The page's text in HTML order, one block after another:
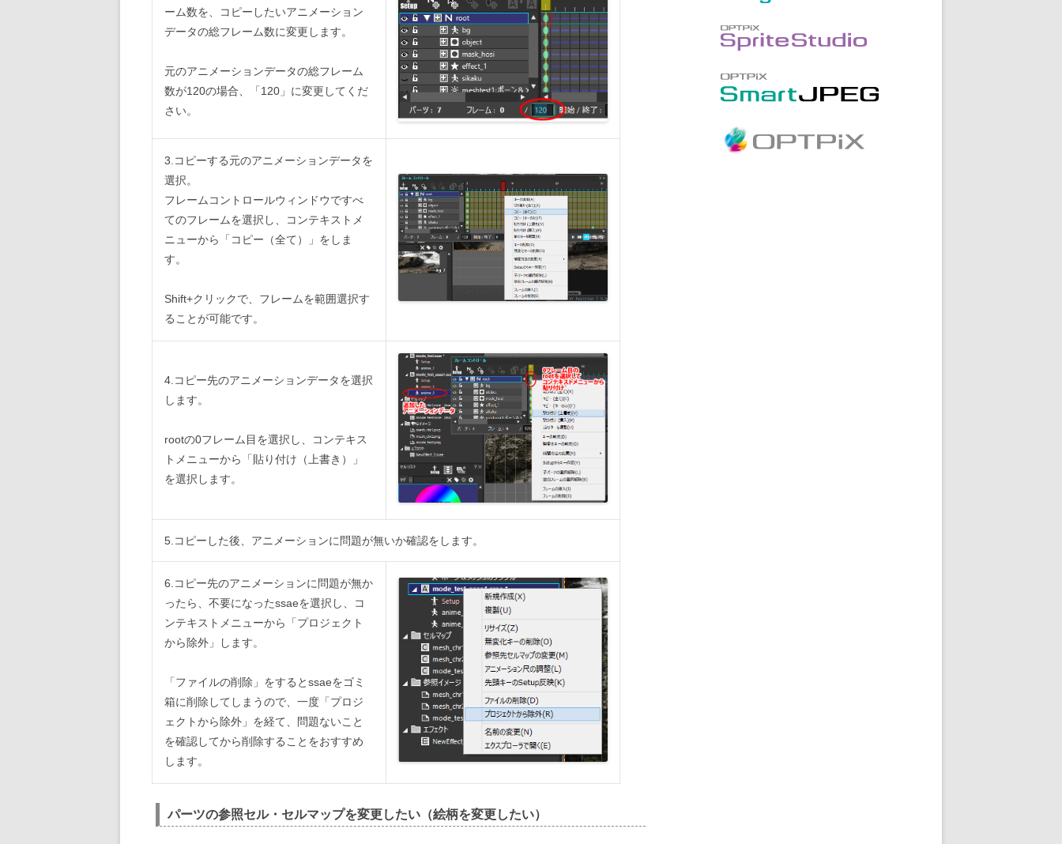
ーム数を、コピーしたいアニメーション
データの総フレーム数に変更します。
元のアニメーションデータの総フレーム
数が120の場合、「120」に変更してくだ
さい。
3.コピーする元のアニメーションデータを
選択。
フレームコントロールウィンドウですべ
てのフレームを選択し、コンテキストメ
ニューから「コピー（全て）」をしま
す。
Shift+クリックで、フレームを範囲選択す
ることが可能です。
4.コピー先のアニメーションデータを選択
します。
rootの0フレーム目を選択し、コンテキス
トメニューから「貼り付け（上書き）」
を選択します。
5.コピーした後、アニメーションに問題が無いか確認をします。
6.コピー先のアニメーションに問題が無か
ったら、不要になったssaeを選択し、コ
ンテキストメニューから「プロジェクト
から除外」します。
「ファイルの削除」をするとssaeをゴミ
箱に削除してしまうので、一度「プロジ
ェクトから除外」を経て、問題ないこと
を確認してから削除することをおすすめ
します。
パーツの参照セル・セルマップを変更したい（絵柄を変更したい）